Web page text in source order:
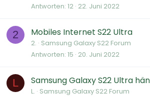
Antworten 12 22. Juni 2022
2 Mobiles Internet S22 Ultra
2. Samsung Galaxy S22 Forum
Antworten 15 20. Juni 2022
L Samsung Galaxy S22 Ultra
L. Samsung Galaxy S22 Forum